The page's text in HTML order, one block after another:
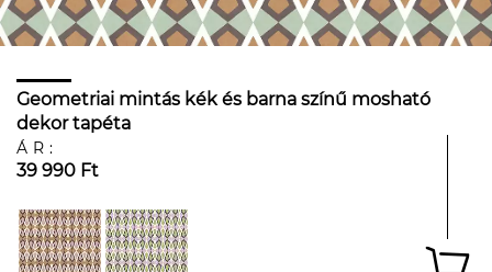
Geometriai mintás kék és barna színű mosható
dekor tapéta
ÁR:
39 990 Ft